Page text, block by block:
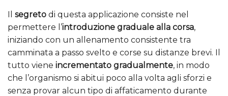
Il segreto di questa applicazione consiste nel
permettere l’introduzione graduale alla corsa,
iniziando con un allenamento consistente tra
camminata a passo svelto e corse su distanze brevi. Il
tutto viene incrementato gradualmente, in modo
che l’organismo si abitui poco alla volta agli sforzi e
senza provar alcun tipo di affaticamento durante